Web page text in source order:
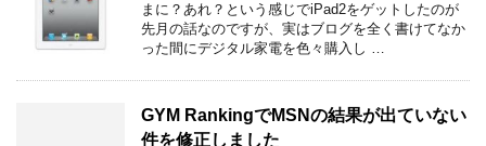
まに？あれ？という感じでiPad2をゲットしたのが
先月の話なのですが、実はブログを全く書けてなか
った間にデジタル家電を色々購入し …
GYM RankingでMSNの結果が出ていない
件を修正しました